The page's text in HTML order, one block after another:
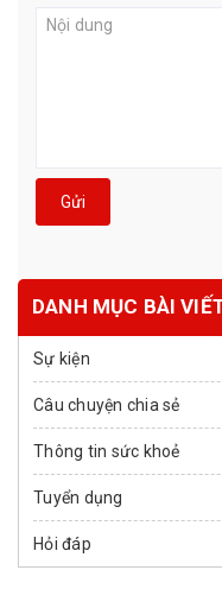
Gửi
DANH MỤC BÀI
Sự kiện
Câu chuyện chia sẻ
Thông tin sức khoẻ
Tuyển dụng
Hỏi đáp